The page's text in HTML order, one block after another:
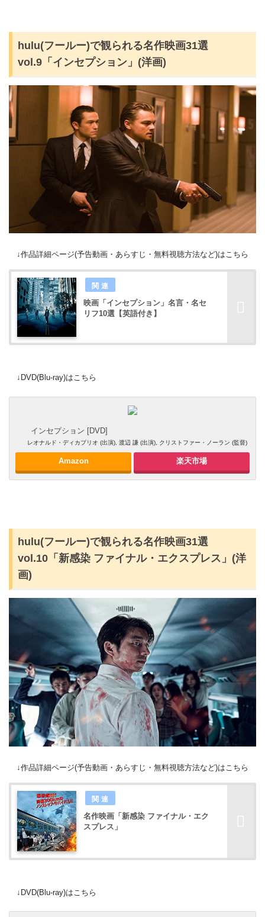
hulu(フールー)で観られる名作映画31選
vol.9「インセプション」(洋画)
↓作品詳細ページ(予告動画・あらすじ・無料視聴方法など)はこちら
映画「インセプション」名言・名セ
リフ10選【英語付き】
↓DVD(Blu-ray)はこちら
インセプション [DVD]
レオナルド・ディカプリオ (出演), 渡辺 謙 (出演), クリストファー・ノーラン (監督)
Amazon 楽天市場
hulu(フールー)で観られる名作映画31選
vol.10「新感染 ファイナル・エクスプレス」(洋
画)
↓作品詳細ページ(予告動画・あらすじ・無料視聴方法など)はこちら
名作映画「新感染 ファイナル・エク
スプレス」
↓DVD(Blu-ray)はこちら